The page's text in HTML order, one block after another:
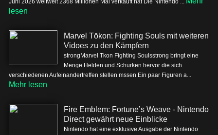
Juni 2026 weltweit 2368 Millionen Mal verkauft hat Die Nintendo ...
lesen
Marvel Tōkon: Fighting Souls mit weiteren
Vidoes zu den Kämpfern
strongMarvel Tkon Fighting Soulsstrong bringt eine
Menge Helden und Schurken hervor die sich
verschiedenen Aufeinandertreffen stellen mssen Ein paar Figuren a...
Mehr lesen
Fire Emblem: Fortune’s Weave - Nintendo
Direct gewährt neue Einblicke
Nintendo hat eine exklusive Ausgabe der Nintendo